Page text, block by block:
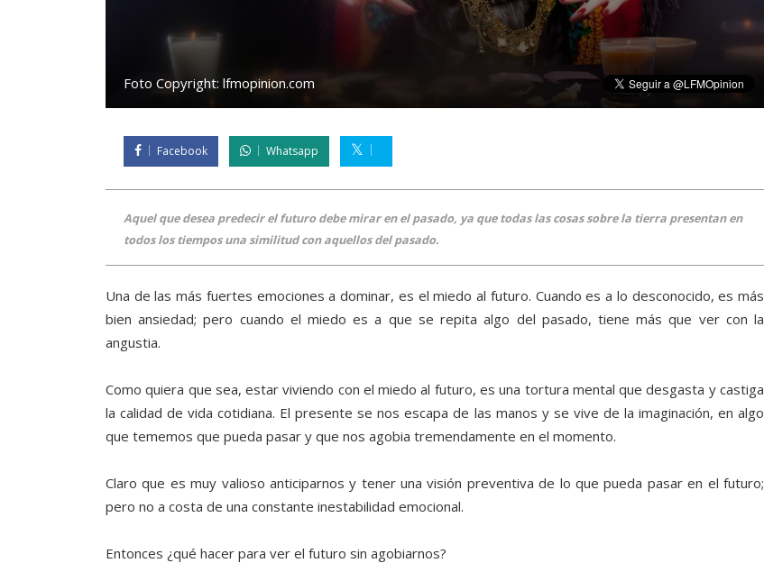
Foto Copyright: lfmopinion.com
Facebook Whatsapp
Aquel que desea predecir el futuro debe mirar en el pasado, ya que todas las cosas sobre la tierra presentan en
todos los tiempos una similitud con aquellos del pasado.
Una de las más fuertes emociones a dominar, es el miedo al futuro. Cuando es a lo desconocido, es más
bien ansiedad; pero cuando el miedo es a que se repita algo del pasado, tiene más que ver con la
angustia.
Como quiera que sea, estar viviendo con el miedo al futuro, es una tortura mental que desgasta y castiga
la calidad de vida cotidiana. El presente se nos escapa de las manos y se vive de la imaginación, en algo
que tememos que pueda pasar y que nos agobia tremendamente en el momento.
Claro que es muy valioso anticiparnos y tener una visión preventiva de lo que pueda pasar en el futuro;
pero no a costa de una constante inestabilidad emocional.
Entonces ¿qué hacer para ver el futuro sin agobiarnos?